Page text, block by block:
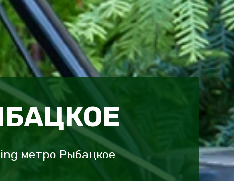
метро Рыбацкое